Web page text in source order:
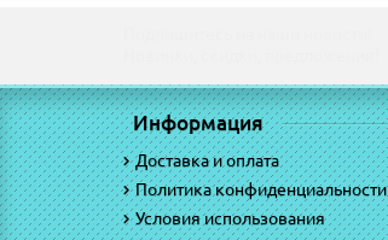
Информация
Доставка и оплата
Политика конфиденциальности
Условия использования